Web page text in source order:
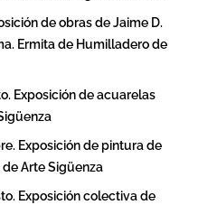
de obras de Jaime D.
Ermita de Humilladero de
Exposición de acuarelas
Exposición de pintura de
de Arte Sigüenza
Exposición colectiva de